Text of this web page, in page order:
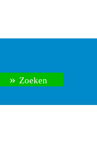
Zoeken